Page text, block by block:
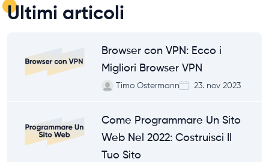
Ultimi articoli
Browser con VPN: Ecco i
Migliori Browser VPN
Timo Ostermann 23. nov 2023
Come Programmare Un Sito
Web Nel 2022: Costruisci Il
Tuo Sito